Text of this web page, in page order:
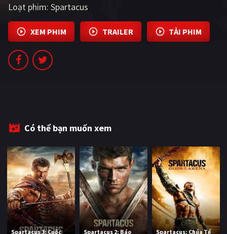
CẬP NHẬT
PHIM MỚI
PHIM BỘ
Loạt phim: Spartacus
XEM PHIM TRAILER TẢI PHIM
Có thể bạn muốn xem
Spartacus 3: Cuộc
Spartacus 2: Báo
Spartacus: Chúa Tể